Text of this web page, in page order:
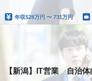
年収528万円 〜 731万円
【新潟】IT営業 自治